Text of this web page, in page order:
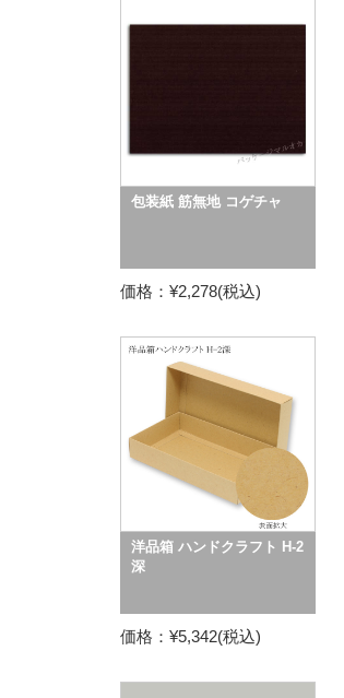
包装紙 筋無地 コゲチャ
価格：¥2,278(税込)
洋品箱 ハンドクラフト H-2
深
価格：¥5,342(税込)